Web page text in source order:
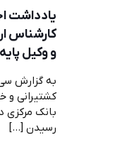
یادداشت
کارشناس
و وکیل
به گزارش
کشتیرانی و
رسیدن […]